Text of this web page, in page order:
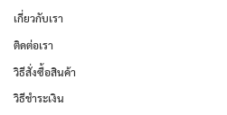
เกี่ยวกับเรา
ติดต่อเรา
วิธีสั่งซื้อสินค้า
วิธีชำระเงิน